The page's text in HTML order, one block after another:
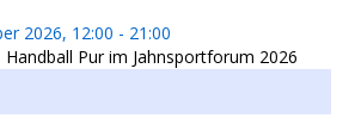
2026, 12:00 - 21:00
Pur im Jahnsportforum 2026